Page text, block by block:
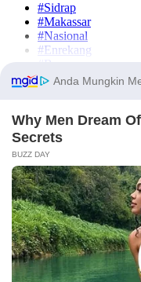
#Sidrap
#Makassar
#Nasional
#Enrekang
Tentang Kami
Legalitas (Perizinan)
Redaksi